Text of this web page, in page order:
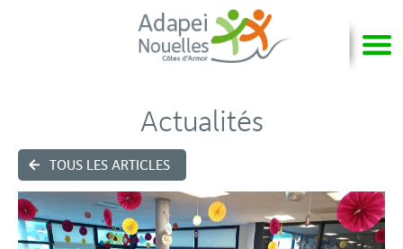
TOUS LES ARTICLES
Actualités